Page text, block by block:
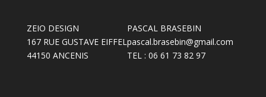
ZEIO DESIGN
167 RUE GUSTAVE EIFFEL
44150 ANCENIS
PASCAL BRASEBIN
pascal.brasebin@gmail.com
TEL : 06 61 73 82 97